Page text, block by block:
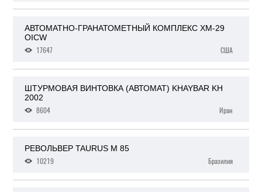
АВТОМАТНО-ГРАНАТОМЕТНЫЙ КОМПЛЕКС XM-29
OICW
17647
США
ШТУРМОВАЯ ВИНТОВКА (АВТОМАТ) KHAYBAR KH
2002
8604
Иран
РЕВОЛЬВЕР TAURUS M 85
10219
Бразилия